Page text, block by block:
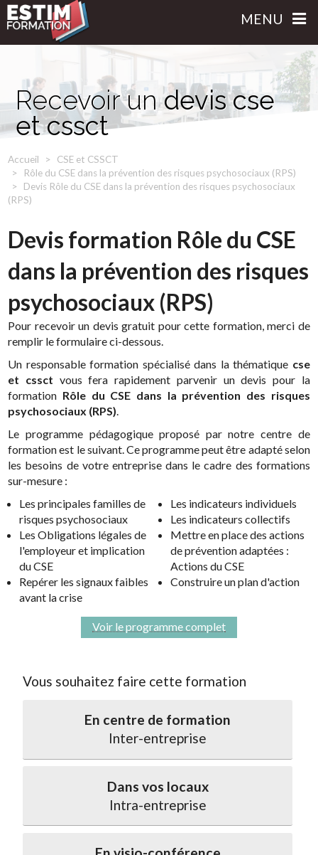
MENU
Recevoir undevis cse
et cssct
Accueil
CSE et CSSCT
Rôle du CSE dans la prévention des risques psychosociaux (RPS)
Devis Rôle du CSE dans la prévention des risques psychosociaux
(RPS)
Devis formation Rôle du CSE
dans la prévention des risques
psychosociaux (RPS)
Pour recevoir un devis gratuit pour cette formation, merci de
remplir le formulaire ci-dessous.
Un responsable formation spécialisé dans la thématique cse
et cssct vous fera rapidement parvenir un devis pour la
formation Rôle du CSE dans la prévention des risques
psychosociaux (RPS).
Le programme pédagogique proposé par notre centre de
formation est le suivant. Ce programme peut être adapté selon
les besoins de votre entreprise dans le cadre des formations
sur-mesure :
Les principales familles de
risques psychosociaux
Les Obligations légales de
l'employeur et implication
du CSE
Repérer les signaux faibles
avant la crise
Les indicateurs individuels
Les indicateurs collectifs
Mettre en place des actions
de prévention adaptées :
Actions du CSE
Construire un plan d'action
Voir le programme complet
Vous souhaitez faire cette formation
En centre de formation
Inter-entreprise
Dans vos locaux
Intra-entreprise